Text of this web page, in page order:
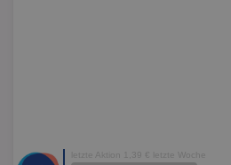
letzte Aktion 1,39 € letzte Woche